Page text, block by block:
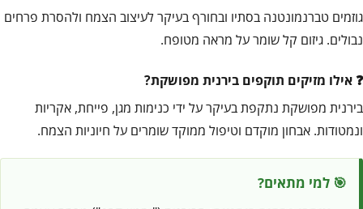
גוזמים טברנמונטנה בסתיו ובחורף בעיקר לעיצוב הצמח ולהסרת פרחים
נבולים. גיזום קל שומר על מראה מטופח.
אילו מזיקים תוקפים בירנית מפושקת?
בירנית מפושקת נתקפת בעיקר על ידי כנימות מגן, פייחת, אקריות
ונמטודות. אבחון מוקדם וטיפול ממוקד שומרים על חיוניות הצמח.
🎯 למי מתאים?